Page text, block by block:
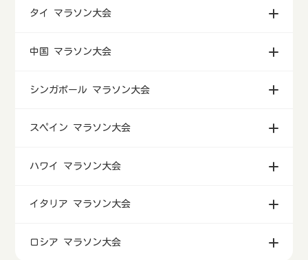
タイ マラソン大会
中国 マラソン大会
シンガポール マラソン大会
スペイン マラソン大会
ハワイ マラソン大会
イタリア マラソン大会
ロシア マラソン大会